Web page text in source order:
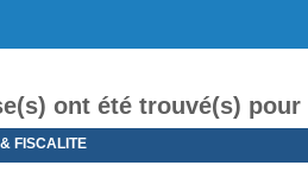
ont été trouvé(s) pour
FISCALITE